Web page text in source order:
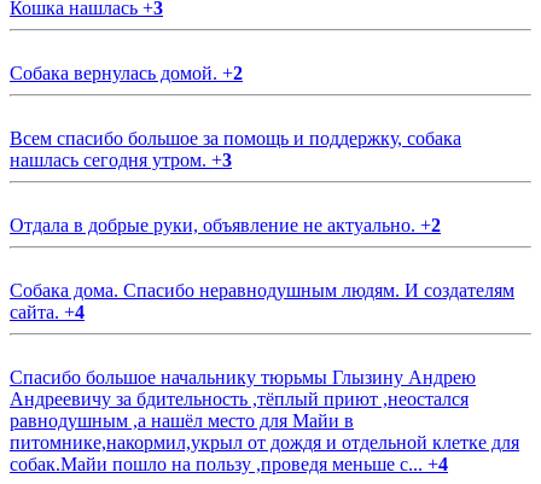
Кошка нашлась +3
Собака вернулась домой. +2
Всем спасибо большое за помощь и поддержку, собака
нашлась сегодня утром. +3
Отдала в добрые руки, объявление не актуально. +2
Собака дома. Спасибо неравнодушным людям. И создателям
сайта. +4
Спасибо большое начальнику тюрьмы Глызину Андрею
Андреевичу за бдительность ,тёплый приют ,неостался
равнодушным ,а нашёл место для Майи в
питомнике,накормил,укрыл от дождя и отдельной клетке для
собак.Майи пошло на пользу ,проведя меньше с... +4